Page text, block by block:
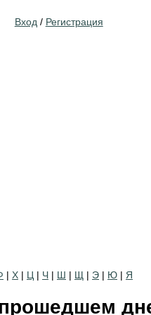
Вход / Регистрация
| Х | Ц | Ч | Ш | Щ | Э | Ю | Я